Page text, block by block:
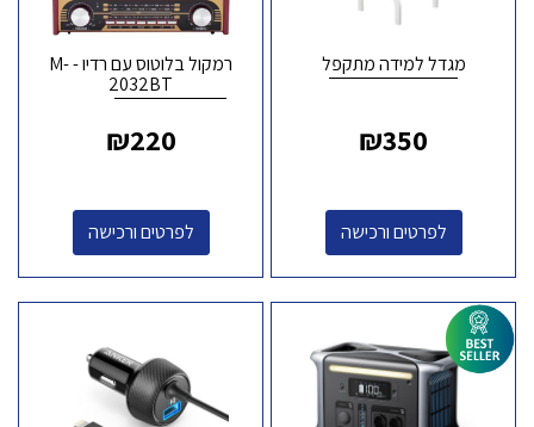
מגדל למידה מתקפל
₪350
לפרטים ורכישה
רמקול בלוטוס עם רדיו - M-
2032BT
₪220
לפרטים ורכישה